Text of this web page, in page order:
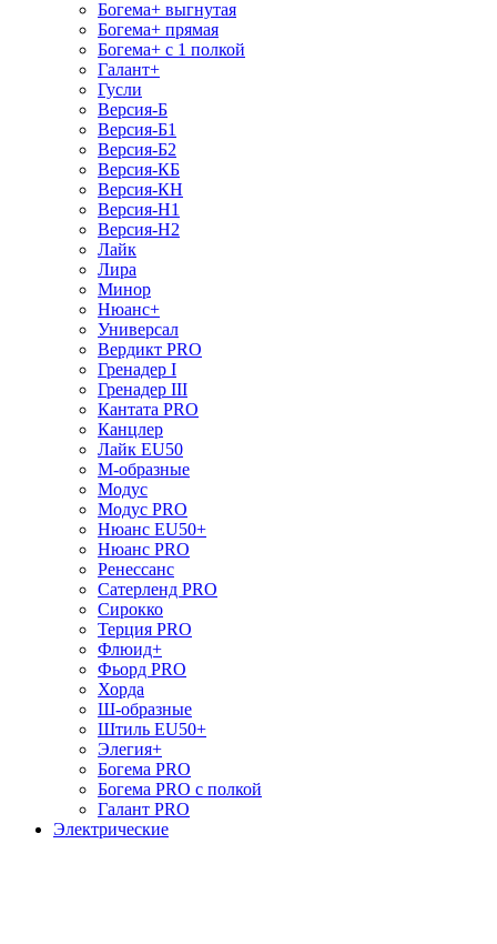
Богема+ выгнутая
Богема+ прямая
Богема+ с 1 полкой
Галант+
Гусли
Версия-Б
Версия-Б1
Версия-Б2
Версия-КБ
Версия-КН
Версия-Н1
Версия-Н2
Лайк
Лира
Минор
Нюанс+
Универсал
Вердикт PRO
Гренадер I
Гренадер III
Кантата PRO
Канцлер
Лайк EU50
М-образные
Модус
Модус PRO
Нюанс EU50+
Нюанс PRO
Ренессанс
Сатерленд PRO
Сирокко
Терция PRO
Флюид+
Фьорд PRO
Хорда
Ш-образные
Штиль EU50+
Элегия+
Богема PRO
Богема PRO с полкой
Галант PRO
Электрические